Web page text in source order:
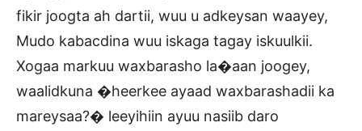
fikir joogta ah dartii, wuu u adkeysan waayey,
Mudo kabacdina wuu iskaga tagay iskuulkii.
Xogaa markuu waxbarasho la�aan joogey,
waalidkuna �heerkee ayaad waxbarashadii ka
mareysaa?� leeyihiin ayuu nasiib daro